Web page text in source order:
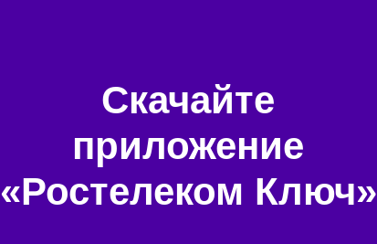
Скачайте
приложение
«Ростелеком Ключ»